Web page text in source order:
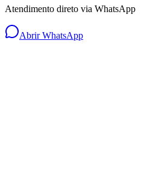
Atendimento direto via WhatsApp
Abrir WhatsApp